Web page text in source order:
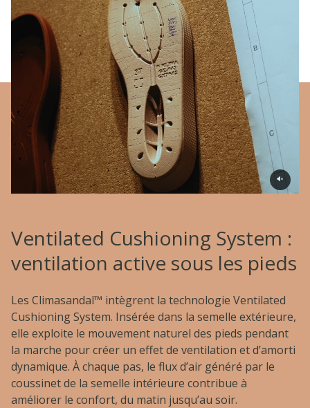
Ventilated Cushioning System :
ventilation active sous les pieds
Les Climasandal™ intègrent la technologie Ventilated
Cushioning System. Insérée dans la semelle extérieure,
elle exploite le mouvement naturel des pieds pendant
la marche pour créer un effet de ventilation et d’amorti
dynamique. À chaque pas, le flux d’air généré par le
coussinet de la semelle intérieure contribue à
améliorer le confort, du matin jusqu’au soir.